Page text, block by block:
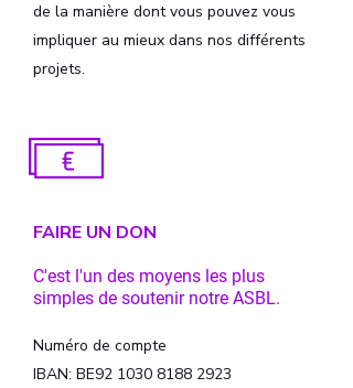
de la manière dont vous pouvez vous
impliquer au mieux dans nos différents
projets.
FAIRE UN DON
C'est l'un des moyens les plus
simples de soutenir notre ASBL.
Numéro de compte
IBAN: BE92 1030 8188 2923